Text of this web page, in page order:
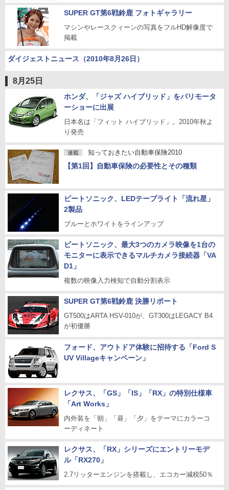
SUPER GT第6戦鈴鹿 フォトギャラリー
マシンやレースクィーンの写真をフルHD解像度で
掲載
ダイジェストニュース（2010年8月26日）
8月25日
ホンダ、「ジャズ ハイブリッド」をパリモータ
ーショーに出展
日本名は「フィット ハイブリッド」。2010年秋よ
り発売
連載 知っておきたい自動車保険2010
【第1回】自動車保険の必要性とその種類
ビートソニック、LEDテープライト「流れ星」
2製品
ブルーとホワイトをラインアップ
ビートソニック、最大3つのカメラ映像を1台の
モニターに表示できるマルチカメラ接続器「VA
D1」
複数の映像入力検知で自動分割表示
SUPER GT第6戦鈴鹿 決勝リポート
GT500はARTA HSV-010が、GT300はLEGACY B4
が初優勝
フォード、アウトドア体験に招待する「Ford S
UV Villageキャンペーン」
レクサス、「GS」「IS」「RX」の特別仕様車
「Art Works」
内外装を「朝」「昼」「夕」をテーマにカラーコ
ーディネート
レクサス、「RX」シリーズにエントリーモデ
ル「RX270」
2.7リッターエンジンを搭載し、エコカー減税50％